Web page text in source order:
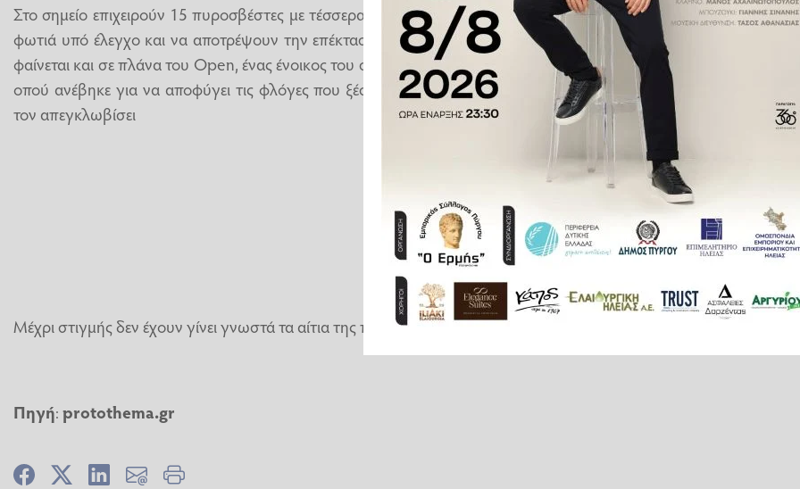
Στο σημείο επιχειρούν 15 πυροσβέστες με τέσσερα οχήματα, προκειμένου να θέσουν τη
φωτιά υπό έλεγχο και να αποτρέψουν την επέκτασή της σε γειτονικούς χώρους. Όπως
φαίνεται και σε πλάνα του Open, ένας ένοικος του σπιτιού έχει εγκλωβιστεί στη ταράτσα,
οπού ανέβηκε για να αποφύγει τις φλόγες που ξέσπασαν. Η πυροσβεστική επιχειρεί να
τον απεγκλωβίσει
Μέχρι στιγμής δεν έχουν γίνει γνωστά τα αίτια της πυρκαγιάς.
Πηγή:protothema.gr